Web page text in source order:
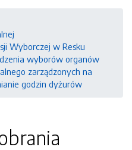
Wyborczej w Resku
wyborów organów
zarządzonych na
godzin dyżurów